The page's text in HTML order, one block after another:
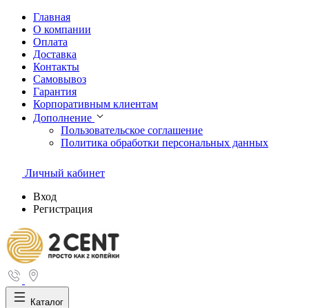
Главная
О компании
Оплата
Доставка
Контакты
Самовывоз
Гарантия
Корпоративным клиентам
Дополнение
Пользовательское соглашение
Политика обработки персональных данных
Личный кабинет
Вход
Регистрация
Каталог